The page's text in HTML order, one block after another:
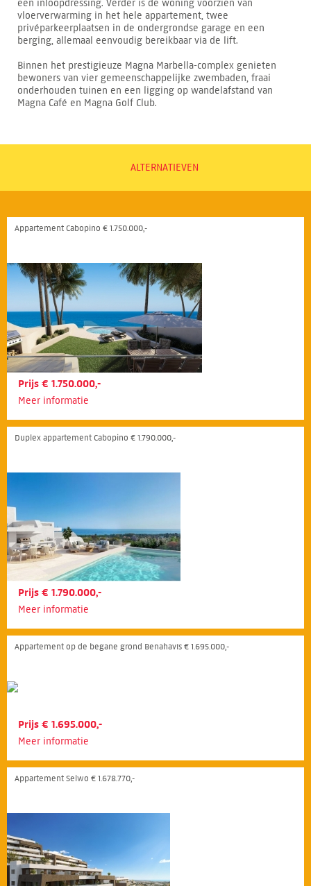
een inloopdressing. Verder is de woning voorzien van
vloerverwarming in het hele appartement, twee
privéparkeerplaatsen in de ondergrondse garage en een
berging, allemaal eenvoudig bereikbaar via de lift.
Binnen het prestigieuze Magna Marbella-complex genieten
bewoners van vier gemeenschappelijke zwembaden, fraai
onderhouden tuinen en een ligging op wandelafstand van
Magna Café en Magna Golf Club.
ALTERNATIEVEN
Appartement Cabopino € 1.750.000,-
Prijs € 1.750.000,-
Meer informatie
Duplex appartement Cabopino € 1.790.000,-
Prijs € 1.790.000,-
Meer informatie
Appartement op de begane grond Benahavís € 1.695.000,-
Prijs € 1.695.000,-
Meer informatie
Appartement Selwo € 1.678.770,-